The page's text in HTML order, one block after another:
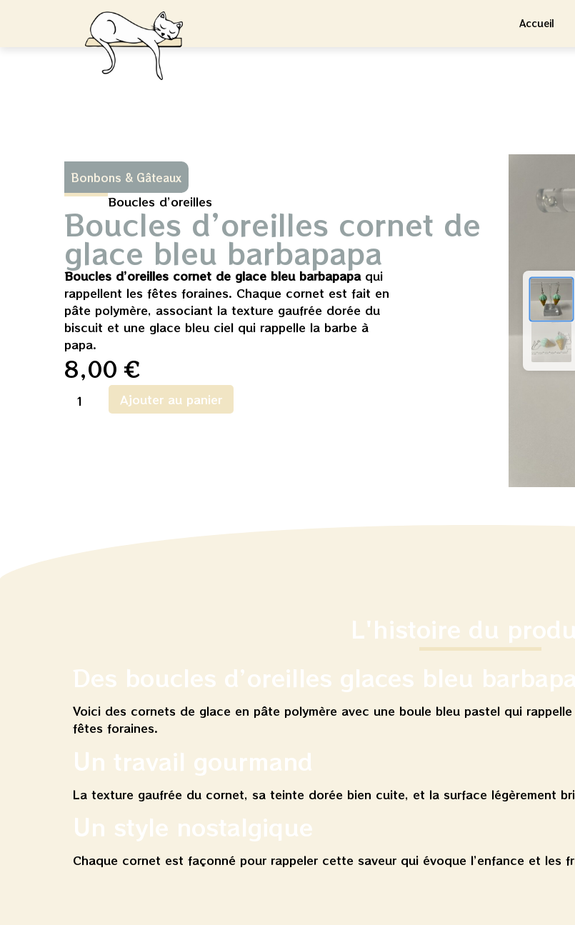
Accueil
Bonbons & Gâteaux
Boucles d’oreilles
Boucles d’oreilles cornet de
glace bleu barbapapa
Boucles d’oreilles cornet de glace bleu barbapapaqui
rappellent les fêtes foraines. Chaque cornet est fait en
pâte polymère, associant la texture gaufrée dorée du
biscuit et une glace bleu ciel qui rappelle la barbe à
papa.
8,00 €
Ajouter au panier
L'histoire du
Des boucles d’oreilles glaces bleu
Voici des cornets de glace en pâte polymère avec une boule bleu pastel qui
fêtes foraines.
Un travail gourmand
La texture gaufrée du cornet, sa teinte dorée bien cuite, et la surface légèrement
Un style nostalgique
Chaque cornet est façonné pour rappeler cette saveur qui évoque l’enfance et les